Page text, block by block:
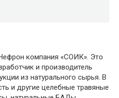
компания «СОИК». Это
и производитель
из натурального сырья. В
и другие целебные травяные